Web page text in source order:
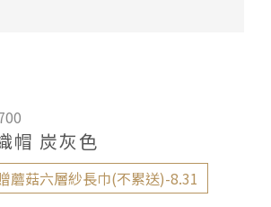
帽 炭灰色
蘑菇六層紗長巾(不累送)-8.31